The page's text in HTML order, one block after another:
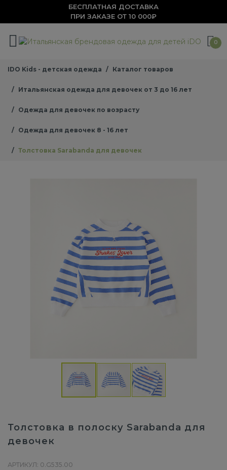
БЕСПЛАТНАЯ ДОСТАВКА
ПРИ ЗАКАЗЕ ОТ 10 000₽
0
IDO Kids - детская одежда Каталог товаров
Итальянская одежда для девочек от 3 до 16 лет
Одежда для девочек по возрасту
Одежда для девочек 8 - 16 лет
Толстовка Sarabanda для девочек
Толстовка в полоску Sarabanda для
девочек
АРТИКУЛ: 0.G535.00